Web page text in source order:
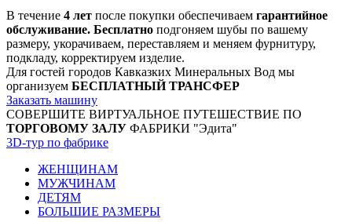
В течение 4 лет после покупки обеспечиваем гарантийное
обслуживание. Бесплатно подгоняем шубы по вашему
размеру, укорачиваем, переставляем и меняем фурнитуру,
подкладу, корректируем изделие.
Для гостей городов Кавказких Минеральных Вод мы
организуем БЕСПЛАТНЫЙ ТРАНСФЕР
Заказать машину
СОВЕРШИТЕ ВИРТУАЛЬНОЕ ПУТЕШЕСТВИЕ ПО
ТОРГОВОМУ ЗАЛУ ФАБРИКИ "Эдита"
3D-тур по фабрике
ЖЕНЩИНАМ
МУЖЧИНАМ
ДЕТЯМ
БОЛЬШИЕ РАЗМЕРЫ